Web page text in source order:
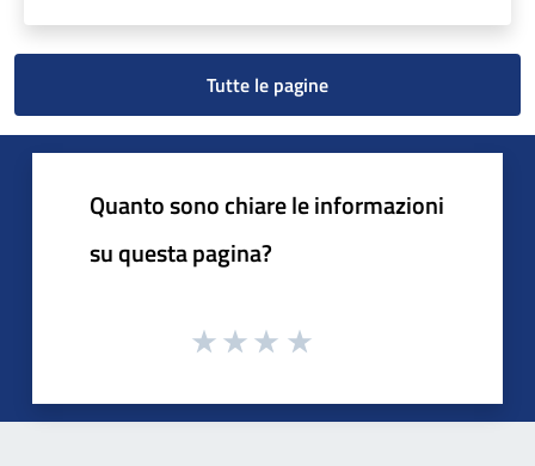
Tutte le pagine
Quanto sono chiare le informazioni
su questa pagina?